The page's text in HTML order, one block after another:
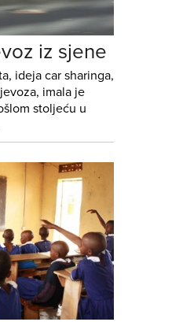
iz sjene
ideja car sharinga,
imala je
stoljeću u